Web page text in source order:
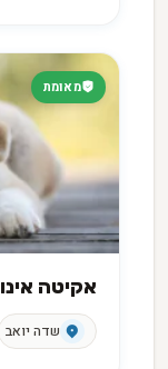
מאומת
אקיטה אינו
שדה יואב